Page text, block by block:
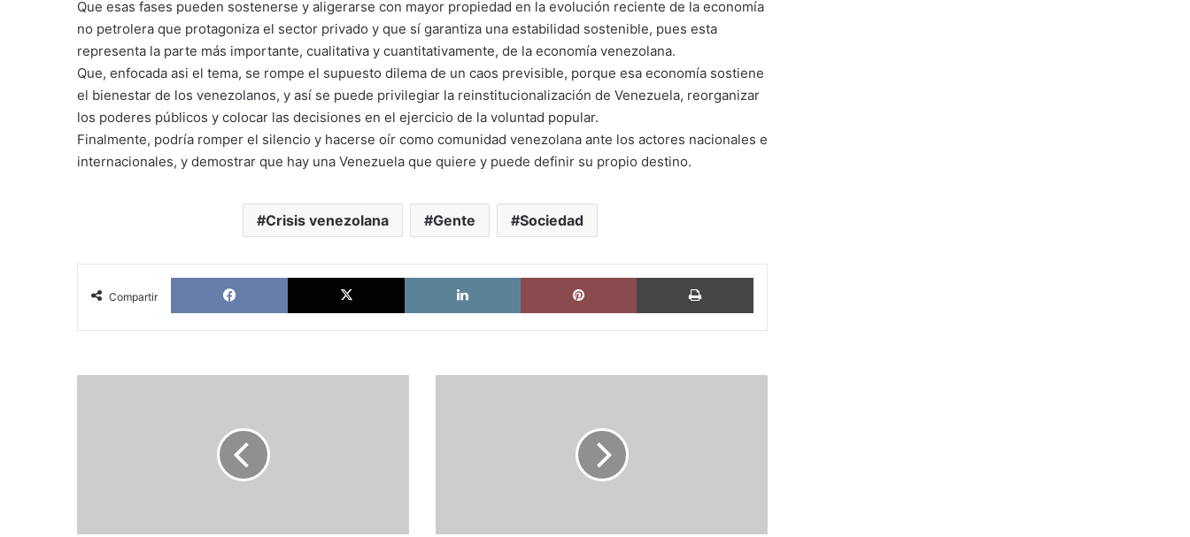
Que esas fases pueden sostenerse y aligerarse con mayor propiedad en la evolución reciente de la economía
no petrolera que protagoniza el sector privado y que sí garantiza una estabilidad sostenible, pues esta
representa la parte más importante, cualitativa y cuantitativamente, de la economía venezolana.
Que, enfocada asi el tema, se rompe el supuesto dilema de un caos previsible, porque esa economía sostiene
el bienestar de los venezolanos, y así se puede privilegiar la reinstitucionalización de Venezuela, reorganizar
los poderes públicos y colocar las decisiones en el ejercicio de la voluntad popular.
Finalmente, podría romper el silencio y hacerse oír como comunidad venezolana ante los actores nacionales e
internacionales, y demostrar que hay una Venezuela que quiere y puede definir su propio destino.
Crisis venezolana Gente Sociedad
Compartir
Facebook X LinkedIn Pinterest Imprimir